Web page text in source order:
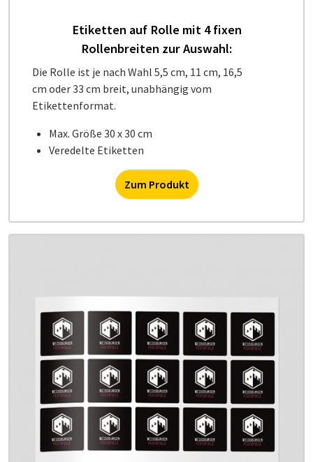
Etiketten auf Rolle mit 4 fixen
Rollenbreiten zur Auswahl:
Die Rolle ist je nach Wahl 5,5 cm, 11 cm, 16,5
cm oder 33 cm breit, unabhängig vom
Etikettenformat.
Max. Größe 30 x 30 cm
Veredelte Etiketten
Zum Produkt